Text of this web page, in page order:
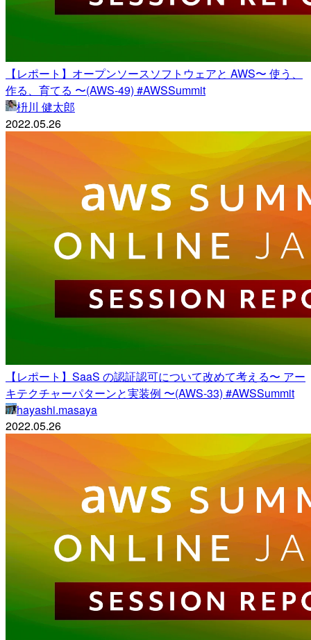
【レポート】オープンソースソフトウェアと AWS〜 使う、
作る、育てる 〜(AWS-49) #AWSSummit
枡川 健太郎
2022.05.26
【レポート】SaaS の認証認可について改めて考える〜 アー
キテクチャーパターンと実装例 〜(AWS-33) #AWSSummit
hayashi.masaya
2022.05.26